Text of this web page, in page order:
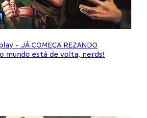
- JÁ COMEÇA REZANDO
mundo está de volta, nerds!